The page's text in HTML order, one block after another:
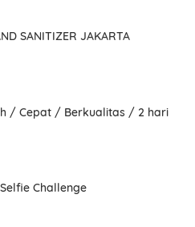
SANITIZER JAKARTA
/ Cepat / Berkualitas / 2 hari
Challenge